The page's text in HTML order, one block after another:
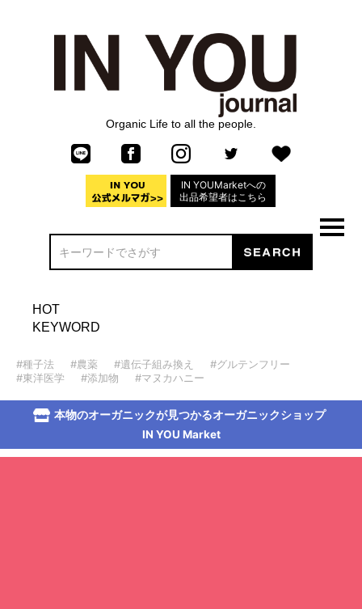
Organic Life to all the people.
IN YOUMarketへの
出品希望者はこちら
HOT
KEYWORD
#種子法 #農薬 #遺伝子組み換え
#グルテンフリー
#東洋医学
#添加物 #マヌカハニー
本物のオーガニックが見つかるオーガニックショップ
IN YOU Market